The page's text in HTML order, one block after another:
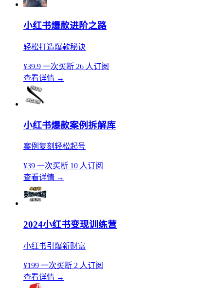
小红书爆款进阶之路
轻松打造爆款秘诀
¥39.9 一次买断 26 人订阅
查看详情 →
小红书爆款案例拆解库
案例复刻轻松起号
¥39 一次买断 10 人订阅
查看详情 →
2024小红书变现训练营
小红书引爆新财富
¥199 一次买断 2 人订阅
查看详情 →